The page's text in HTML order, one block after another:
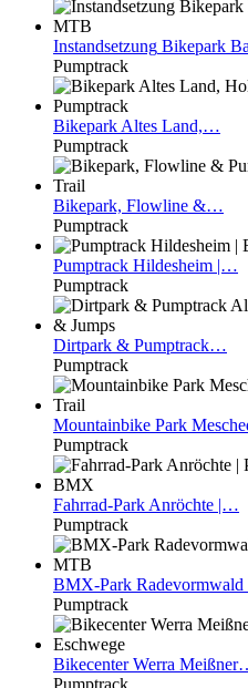
Instandsetzung Bikepark
Pumptrack
Bikepark Altes Land,…
Pumptrack
Bikepark, Flowline &…
Pumptrack
Pumptrack Hildesheim |…
Pumptrack
Dirtpark & Pumptrack…
Pumptrack
Mountainbike Park
Pumptrack
Fahrrad-Park Anröchte |…
Pumptrack
BMX-Park
Pumptrack
BikecenterWerra
Pumptrack